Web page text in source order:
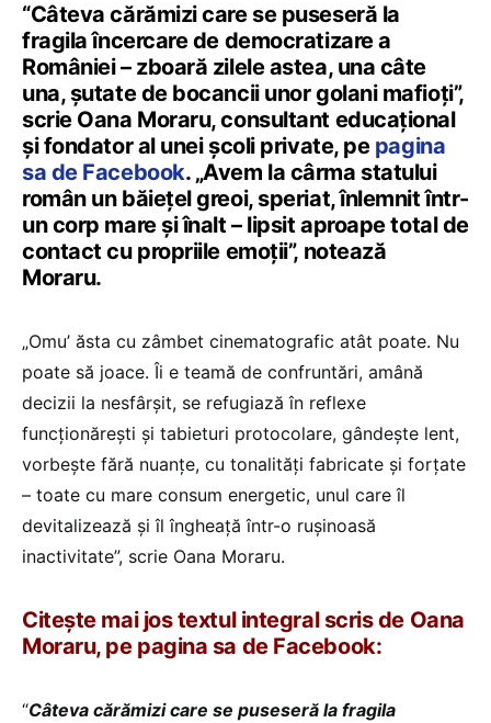
“Câteva cărămizi care se puseseră la
fragila încercare de democratizare a
României – zboară zilele astea, una câte
una, șutate de bocancii unor golani mafioți”,
scrie Oana Moraru, consultant educațional
și fondator al unei școli private, pe pagina
sa de Facebook. „Avem la cârma statului
român un băiețel greoi, speriat, înlemnit într-
un corp mare și înalt – lipsit aproape total de
contact cu propriile emoții”, notează
Moraru.
„Omu’ ăsta cu zâmbet cinematografic atât poate. Nu
poate să joace. Îi e teamă de confruntări, amână
decizii la nesfârșit, se refugiază în reflexe
funcționărești și tabieturi protocolare, gândește lent,
vorbește fără nuanțe, cu tonalități fabricate și forțate
– toate cu mare consum energetic, unul care îl
devitalizează și îl îngheață într-o rușinoasă
inactivitate”, scrie Oana Moraru.
Citește mai jos textul integral scris de Oana
Moraru, pe pagina sa de Facebook:
“Câteva cărămizi care se puseseră la fragila